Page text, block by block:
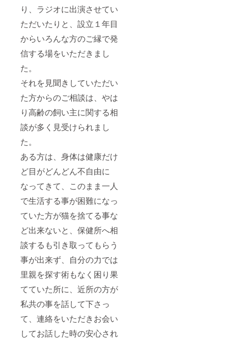
り、ラジオに出演させてい
ただいたりと、設立１年目
からいろんな方のご縁で発
信する場をいただきまし
た。
それを見聞きしていただい
た方からのご相談は、やは
り高齢の飼い主に関する相
談が多く見受けられまし
た。
ある方は、身体は健康だけ
ど目がどんどん不自由に
なってきて、このまま一人
で生活する事が困難になっ
ていた方が猫を捨てる事な
ど出来ないと、保健所へ相
談するも引き取ってもらう
事が出来ず、自分の力では
里親を探す術もなく困り果
てていた所に、近所の方が
私共の事を話して下さっ
て、連絡をいただきお会い
してお話した時の安心され